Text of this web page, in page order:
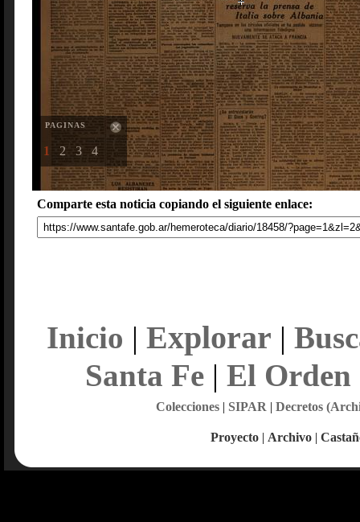
PAGINAS
1 2 3 4
Comparte esta noticia copiando el siguiente enlace:
Inicio | Explorar |
Santa Fe| El Orden
Colecciones| SIPAR | Decretos
Proyecto | Archivo |